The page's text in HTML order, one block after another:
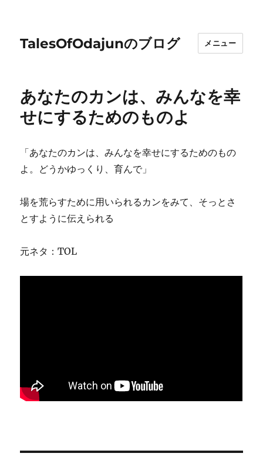
TalesOfOdajunのブログ メニュー
あなたのカンは、みんなを幸
せにするためのものよ
「あなたのカンは、みんなを幸せにするためのもの
よ。どうかゆっくり、育んで」
場を荒らすために用いられるカンをみて、そっとさ
とすように伝えられる
元ネタ：TOL